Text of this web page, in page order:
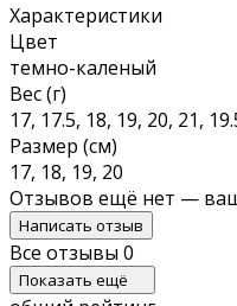
Характеристики
Цвет
темно-каленый
Вес (г)
17, 17.5, 18, 19, 20, 21,
Размер (см)
17, 18, 19, 20
Отзывов ещё нет —
Написать отзыв
Все отзывы 0
Показать ещё